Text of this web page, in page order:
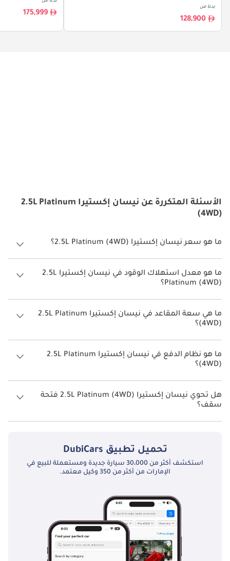
بدءا من
128,900
175,999
الأسئلة المتكررة عن نيسان إكستيرا 2.5L Platinum
(4WD)
ما هو سعر نيسان إكستيرا 2.5L Platinum (4WD)؟
سعر نيسان إكستيرا 2.5L Platinum (4WD) هو درهم 143,000.
ما هو معدل استهلاك الوقود في نيسان إكستيرا 2.5L
Platinum (4WD)؟
يبلغ معدل استهلاك الوقود المقترح من الشركة المصنعة لسيارة نيسان
إكستيرا 2026 من 11 كم/ليتر.
ما هي سعة المقاعد في نيسان إكستيرا 2.5L Platinum
(4WD)؟
تتسع نيسان إكستيرا 2.5L Platinum (4WD) لأ 7 أشخاص.
ما هو نظام الدفع في نيسان إكستيرا 2.5L Platinum
(4WD)؟
نظام الدفع في نيسان إكستيرا Four Wheel Drive 2.5L Platinum (4WD).
هل تحوي نيسان إكستيرا 2.5L Platinum (4WD) فتحة
سقف؟
نعم توفر نيسان إكستيرا 2.5L Platinum (4WD) فتحة السقف كخيار.
تحميل تطبيق DubiCars
استكشف أكثر من 30،000 سيارة جديدة ومستعملة للبيع في
الإمارات من أكثر من 350 وكيل معتمد.